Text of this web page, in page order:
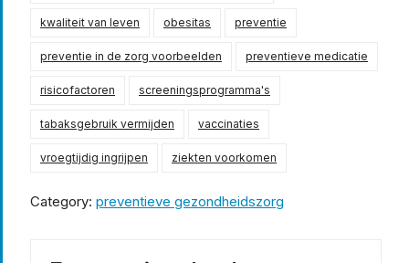
kwaliteit van leven obesitas preventie
preventie in de zorg voorbeelden preventieve medicatie
risicofactoren screeningsprogramma's
tabaksgebruik vermijden vaccinaties
vroegtijdig ingrijpen ziekten voorkomen
Category: preventieve gezondheidszorg